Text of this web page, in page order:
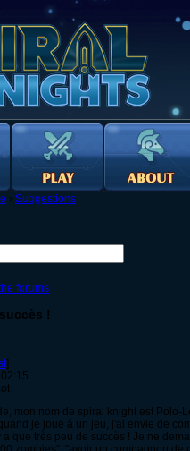
› Suggestions
forums
!
]
mon nom de spiral knight est Polo-
je joue à un jeu, j'ai envie de
a que très peu de succès ! Je ne